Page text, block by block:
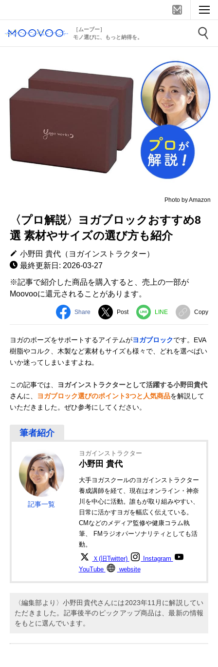
［ムーブー］
モノ選びに、もっと納得を。
Photo by Amazon
〈プロ解説〉ヨガブロックおすすめ8
選 素材やサイズの選び方も紹介
小野田 貴代（ヨガインストラクター）
最終更新日: 2026-03-27
※記事で紹介した商品を購入すると、売上の一部が
Moovooに還元されることがあります。
Share Post LINE Copy
ヨガのポーズをサポートするアイテムがヨガブロックです。EVA
樹脂やコルク、木製など素材もサイズも様々で、どれを選べばい
いか迷ってしまいますよね。
この記事では、
ヨガインストラクターとして活躍する小野田貴代
さんに、 ヨガブロック選びのポイント3つと人気商品を解説して
いただきました。ぜひ参考にしてください。
記事一覧
ヨガインストラクター
小野田 貴代
大手ヨガスクールのヨガインストラクター
養成講師を経て、現在はオンライン・神奈
川を中心に活動。誰もが取り組みやすい、
日常に活かすヨガを幅広く伝えている。
CMなどのメディア監修や健康コラム執
筆、 FMラジオパーソナリティとしても活
動。
Ｘ(旧Twitter)
Instagram
YouTube
website
〈編集部より〉小野田貴代さんには2023年11月に解説してい
ただきました。記事後半のピックアップ商品は、最新の情報
をもとに選んでいます。